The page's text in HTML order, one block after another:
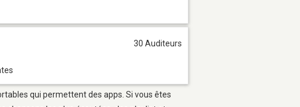
30 Auditeurs
qui permettent des apps. Si vous êtes